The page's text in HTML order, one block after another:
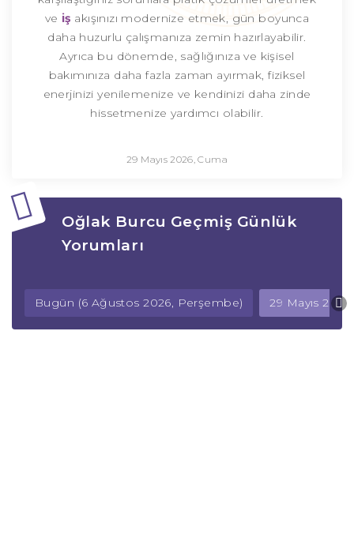
ve iş akışınızı modernize etmek, gün boyunca
daha huzurlu çalışmanıza zemin hazırlayabilir.
Ayrıca bu dönemde, sağlığınıza ve kişisel
bakımınıza daha fazla zaman ayırmak, fiziksel
enerjinizi yenilemenize ve kendinizi daha zinde
hissetmenize yardımcı olabilir.
29 Mayıs 2026, Cuma
Oğlak Burcu Geçmiş Günlük
Yorumları
Bugün (6 Ağustos 2026, Perşembe) 29 Mayıs